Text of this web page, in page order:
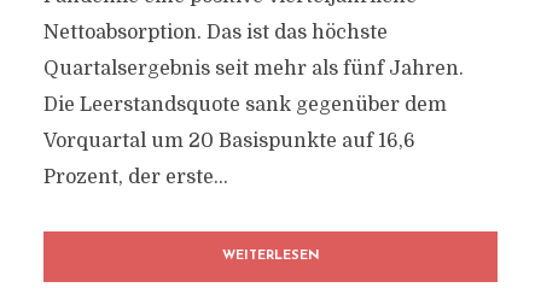
Nettoabsorption. Das ist das höchste
Quartalsergebnis seit mehr als fünf Jahren.
Die Leerstandsquote sank gegenüber dem
Vorquartal um 20 Basispunkte auf 16,6
Prozent, der erste...
WEITERLESEN